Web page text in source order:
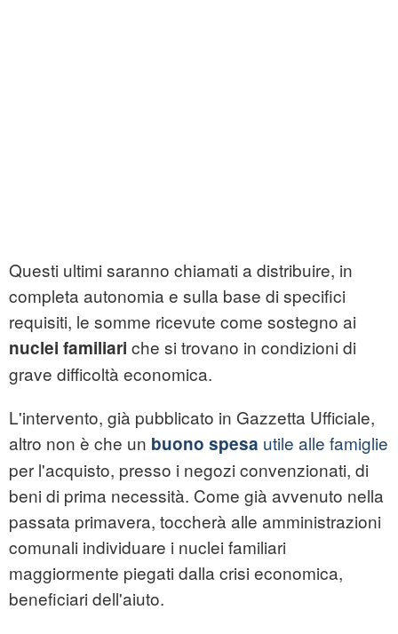
Questi ultimi saranno chiamati a distribuire, in
completa autonomia e sulla base di specifici
requisiti, le somme ricevute come sostegno ai
nuclei familiari che si trovano in condizioni di
grave difficoltà economica.
L'intervento, già pubblicato in Gazzetta Ufficiale,
altro non è che un buono spesa utile alle famiglie
per l'acquisto, presso i negozi convenzionati, di
beni di prima necessità. Come già avvenuto nella
passata primavera, toccherà alle amministrazioni
comunali individuare i nuclei familiari
maggiormente piegati dalla crisi economica,
beneficiari dell'aiuto.